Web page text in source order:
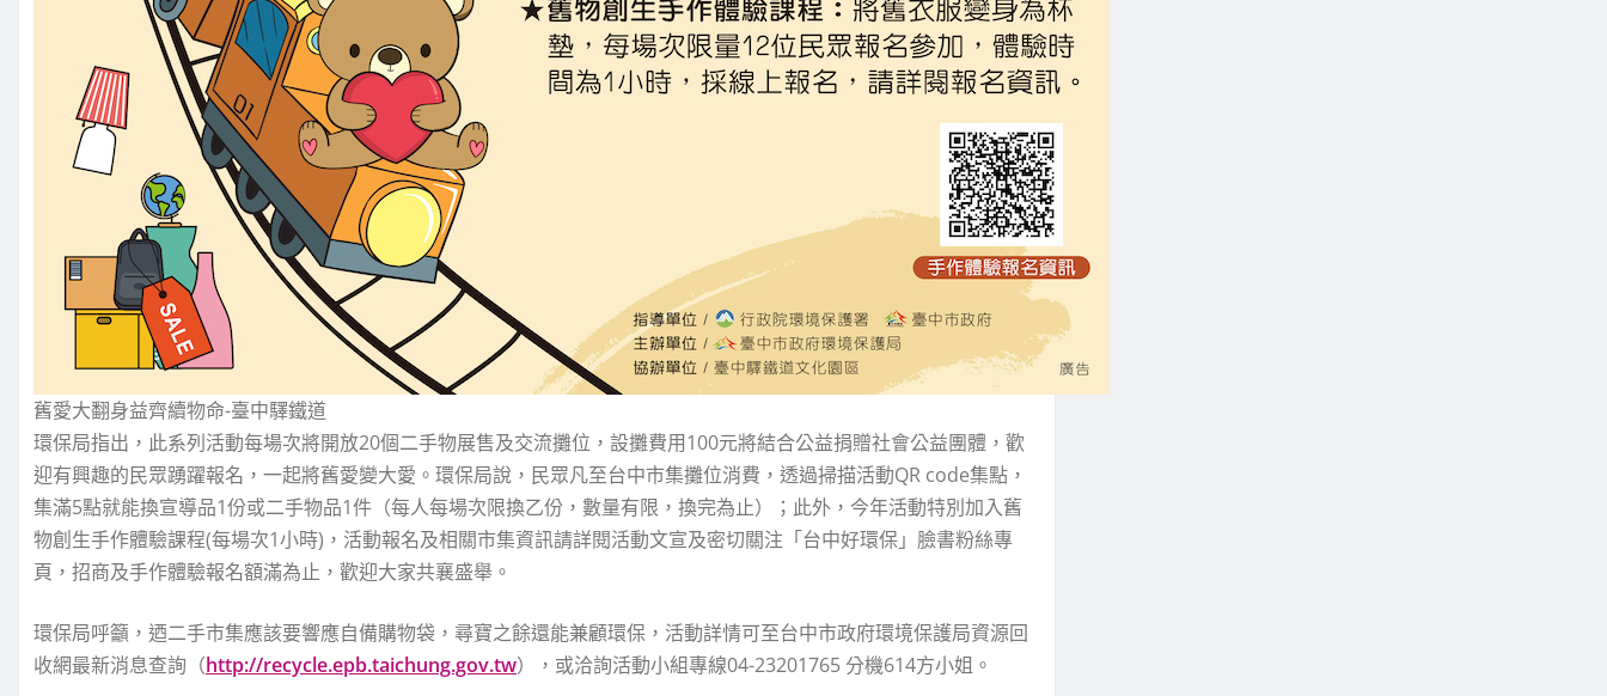
舊愛大翻身益齊續物命-臺中驛鐵道
環保局指出，此系列活動每場次將開放20個二手物展售及交流攤位，設攤費用100元將結合公益捐贈社會公益團體，歡
迎有興趣的民眾踴躍報名，一起將舊愛變大愛。環保局說，民眾凡至台中市集攤位消費，透過掃描活動QR code集點，
集滿5點就能換宣導品1份或二手物品1件（每人每場次限換乙份，數量有限，換完為止）；此外，今年活動特別加入舊
物創生手作體驗課程(每場次1小時)，活動報名及相關市集資訊請詳閱活動文宣及密切關注「台中好環保」臉書粉絲專
頁，招商及手作體驗報名額滿為止，歡迎大家共襄盛舉。
環保局呼籲，迺二手市集應該要響應自備購物袋，尋寶之餘還能兼顧環保，活動詳情可至台中市政府環境保護局資源回
收網最新消息查詢（http://recycle.epb.taichung.gov.tw），或洽詢活動小組專線04-23201765 分機614方小姐。